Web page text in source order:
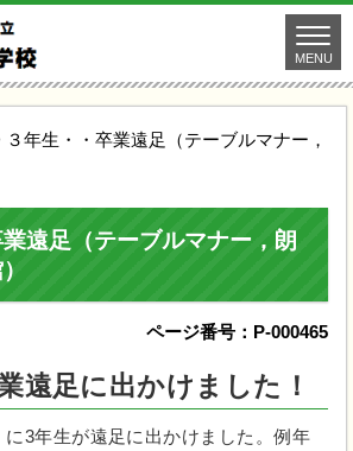
MENU
３年生・・卒業遠足（テーブルマナー，
遠足（テーブルマナー，朗
ページ番号：P-000465
遠足に出かけました！
3年生が遠足に出かけました。例年